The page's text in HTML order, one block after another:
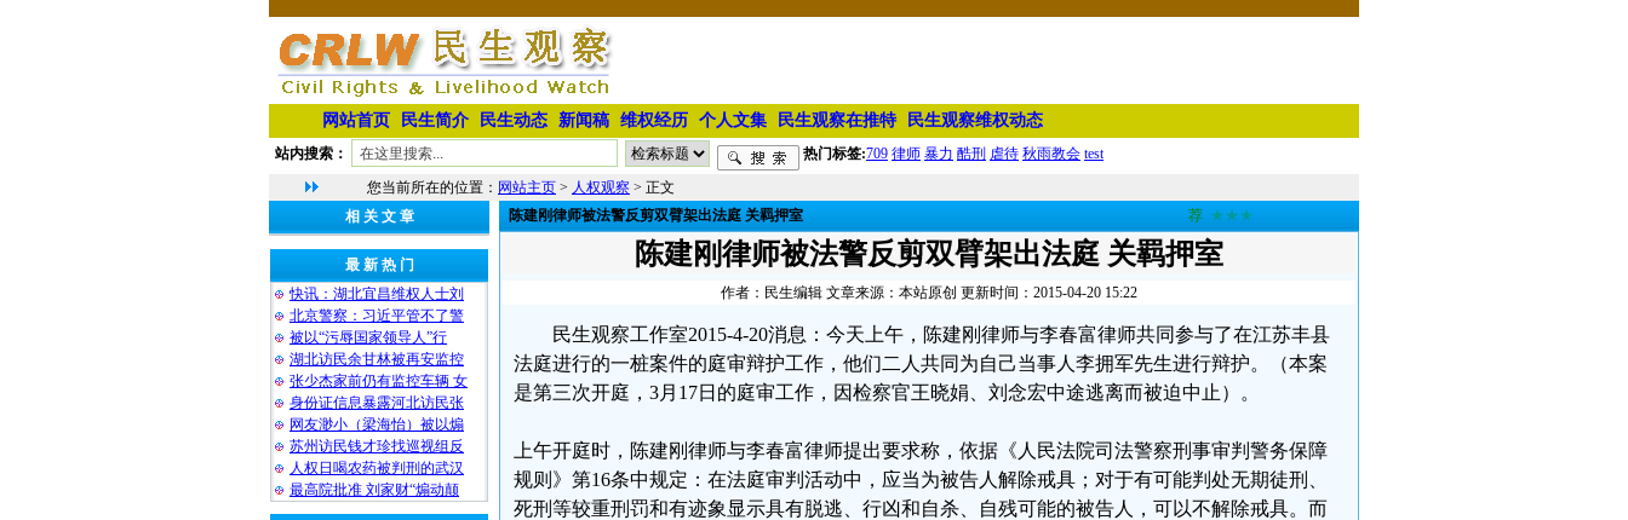
网站首页 民生简介 民生动态 新闻稿 维权经历 个人文集 民生观察在推特 民生观察维权动态
站内搜索： 热门标签:709 律师 暴力 酷刑 虐待 秋雨教会 test
您当前所在的位置： 网站主页 > 人权观察 > 正文
相 关 文 章
最 新 热 门
快讯：湖北宜昌维权人士刘
北京警察：习近平管不了警
被以“污辱国家领导人”行
湖北访民余甘林被再安监控
张少杰家前仍有监控车辆 女
身份证信息暴露河北访民张
网友渺小（梁海怡）被以煽
苏州访民钱才珍找巡视组反
人权日喝农药被判刑的武汉
最高院批准 刘家财“煽动颠
陈建刚律师被法警反剪双臂架出法庭 关羁押室 荐 ★★★
陈建刚律师被法警反剪双臂架出法庭 关羁押室
作者：民生编辑 文章来源：本站原创 更新时间：2015-04-20 15:22
民生观察工作室2015-4-20消息：今天上午，陈建刚律师与李春富律师共同参与了在江苏丰县
法庭进行的一桩案件的庭审辩护工作，他们二人共同为自己当事人李拥军先生进行辩护。（本案
是第三次开庭，3月17日的庭审工作，因检察官王晓娟、刘念宏中途逃离而被迫中止）。
上午开庭时，陈建刚律师与李春富律师提出要求称，依据《人民法院司法警察刑事审判警务保障
规则》第16条中规定：在法庭审判活动中，应当为被告人解除戒具；对于有可能判处无期徒刑、
死刑等较重刑罚和有迹象显示具有脱逃、行凶和自杀、自残可能的被告人，可以不解除戒具。而